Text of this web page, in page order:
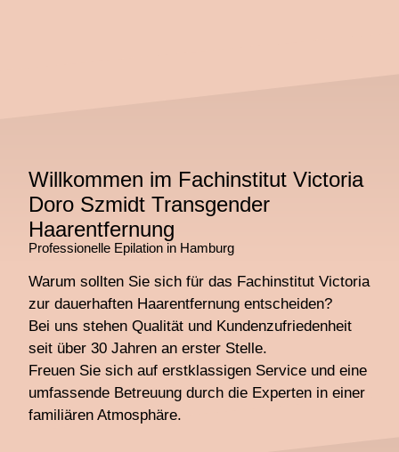
Willkommen im Fachinstitut Victoria
Doro Szmidt Transgender
Haarentfernung
Professionelle Epilation in Hamburg
Warum sollten Sie sich für das Fachinstitut Victoria
zur dauerhaften Haarentfernung entscheiden?
Bei uns stehen Qualität und Kundenzufriedenheit
seit über 30 Jahren an erster Stelle.
Freuen Sie sich auf erstklassigen Service und eine
umfassende Betreuung durch die Experten in einer
familiären Atmosphäre.